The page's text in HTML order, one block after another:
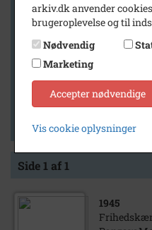
Generelt
Vis kun med billeder
Vis kun med filmklip
Vis kun med lydklip
Vis kun med kilder
Vis kun med geo-tag
Side 1 af 1
1945
arkiv.dk anvender
brugeroplevelse og til
Nødvendig
Marketing
Accepter nødvendige
Vis cookie oplysninger